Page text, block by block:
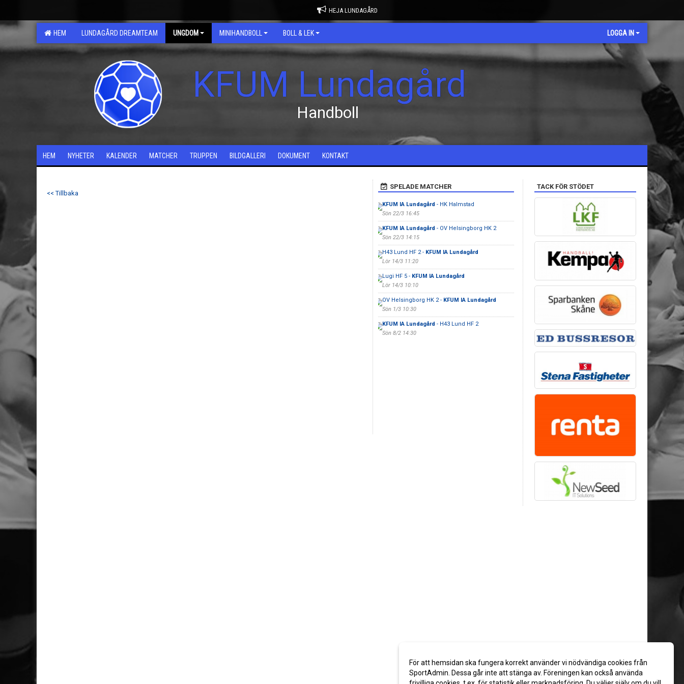
HEJA LUNDAGÅRD
HEM LUNDAGÅRD DREAMTEAM UNGDOM MINIHANDBOLL BOLL & LEK LOGGA IN
KFUM Lundagård
Handboll
HEM NYHETER KALENDER MATCHER TRUPPEN BILDGALLERI DOKUMENT KONTAKT
<< Tillbaka
SPELADE MATCHER
KFUM IA Lundagård - HK Halmstad
Sön 22/3 16:45
KFUM IA Lundagård - OV Helsingborg HK 2
Sön 22/3 14:15
H43 Lund HF 2 - KFUM IA Lundagård
Lör 14/3 11:20
Lugi HF 5 - KFUM IA Lundagård
Lör 14/3 10:10
OV Helsingborg HK 2 - KFUM IA Lundagård
Sön 1/3 10:30
KFUM IA Lundagård - H43 Lund HF 2
Sön 8/2 14:30
TACK FÖR STÖDET
För att hemsidan ska fungera korrekt använder vi nödvändiga cookies från
SportAdmin. Dessa går inte att stänga av. Föreningen kan också använda